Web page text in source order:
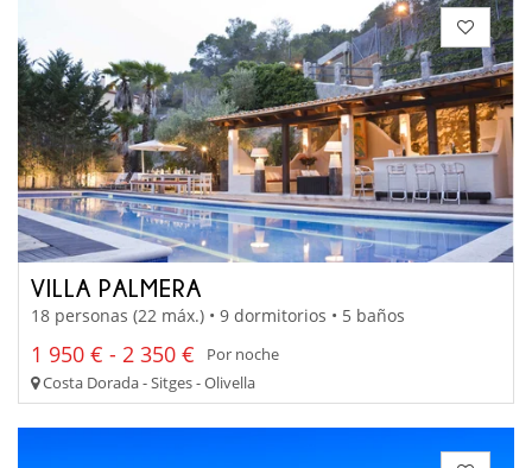
VILLA PALMERA
18 personas (22 máx.) • 9 dormitorios • 5 baños
1 950 € - 2 350 €
Por noche
Costa Dorada - Sitges - Olivella